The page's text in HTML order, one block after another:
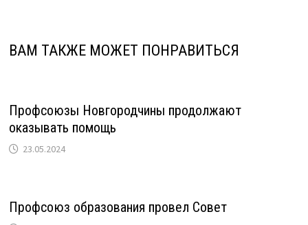
ВАМ ТАКЖЕ МОЖЕТ ПОНРАВИТЬСЯ
Профсоюзы Новгородчины продолжают
оказывать помощь
23.05.2024
Профсоюз образования провел Совет